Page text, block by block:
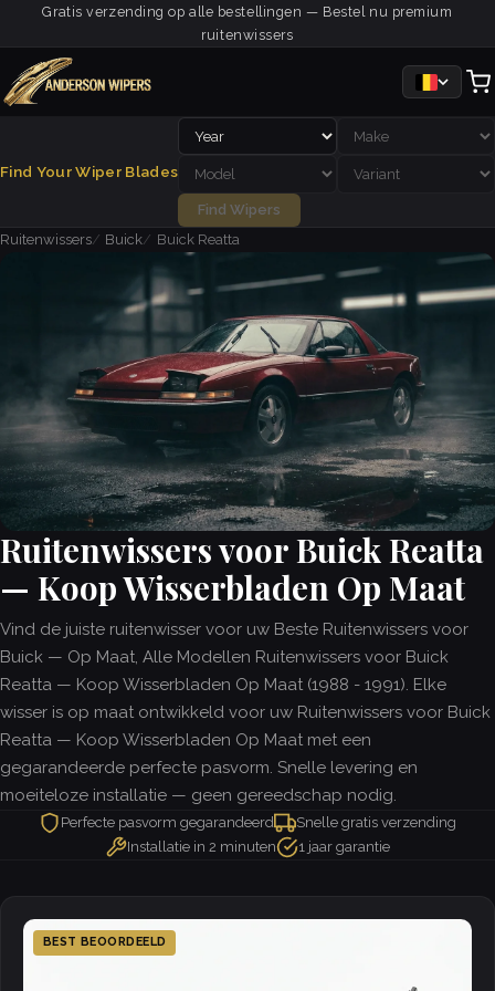
Gratis verzending op alle bestellingen — Bestel nu premium
ruitenwissers
Find Your Wiper Blades
Find Wipers
Ruitenwissers
Buick Buick Reatta
Ruitenwissers voor Buick Reatta
— Koop Wisserbladen Op Maat
Vind de juiste ruitenwisser voor uw Beste Ruitenwissers voor
Buick — Op Maat, Alle Modellen Ruitenwissers voor Buick
Reatta — Koop Wisserbladen Op Maat (1988 - 1991). Elke
wisser is op maat ontwikkeld voor uw Ruitenwissers voor Buick
Reatta — Koop Wisserbladen Op Maat met een
gegarandeerde perfecte pasvorm. Snelle levering en
moeiteloze installatie — geen gereedschap nodig.
Perfecte pasvorm gegarandeerd
Snelle gratis verzending
Installatie in 2 minuten
1 jaar garantie
BEST BEOORDEELD